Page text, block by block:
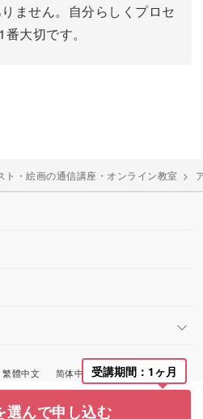
ません。自分らしくプロセ
大切です。
ト・絵画の通信講座・オンライン教室 >
受講期間：1ヶ月
選んで申し込む
繁體中文 简体中文 한국어
Inc.